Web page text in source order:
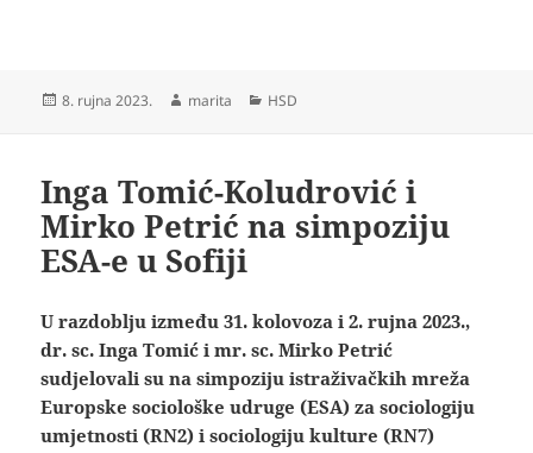
Objavljeno
8. rujna 2023. Autor
marita Kategorije
HSD
Inga Tomić-Koludrović i
Mirko Petrić na simpoziju
ESA-e u Sofiji
U razdoblju između 31. kolovoza i 2. rujna 2023.,
dr. sc. Inga Tomić i mr. sc. Mirko Petrić
sudjelovali su na simpoziju istraživačkih mreža
Europske sociološke udruge (ESA) za sociologiju
umjetnosti (RN2) i sociologiju kulture (RN7)